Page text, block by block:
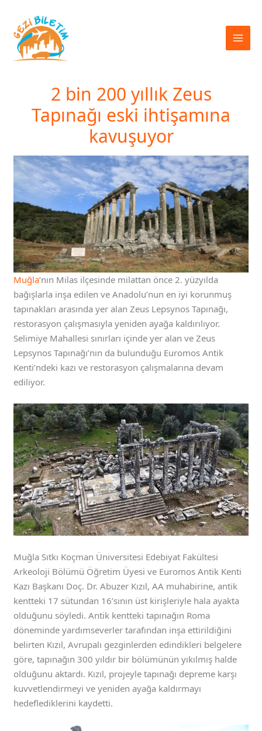
2 bin 200 yıllık Zeus
Tapınağı eski ihtişamına
kavuşuyor
Muğla’nın Milas ilçesinde milattan önce 2. yüzyılda
bağışlarla inşa edilen ve Anadolu’nun en iyi korunmuş
tapınakları arasında yer alan Zeus Lepsynos Tapınağı,
restorasyon çalışmasıyla yeniden ayağa kaldırılıyor.
Selimiye Mahallesi sınırları içinde yer alan ve Zeus
Lepsynos Tapınağı’nın da bulunduğu Euromos Antik
Kenti’ndeki kazı ve restorasyon çalışmalarına devam
ediliyor.
Muğla Sıtkı Koçman Üniversitesi Edebiyat Fakültesi
Arkeoloji Bölümü Öğretim Üyesi ve Euromos Antik Kenti
Kazı Başkanı Doç. Dr. Abuzer Kızıl, AA muhabirine, antik
kentteki 17 sütundan 16’sının üst kirişleriyle hala ayakta
olduğunu söyledi. Antik kentteki tapınağın Roma
döneminde yardımseverler tarafından inşa ettirildiğini
belirten Kızıl, Avrupalı gezginlerden edindikleri belgelere
göre, tapınağın 300 yıldır bir bölümünün yıkılmış halde
olduğunu aktardı. Kızıl, projeyle tapınağı depreme karşı
kuvvetlendirmeyi ve yeniden ayağa kaldırmayı
hedeflediklerini kaydetti.